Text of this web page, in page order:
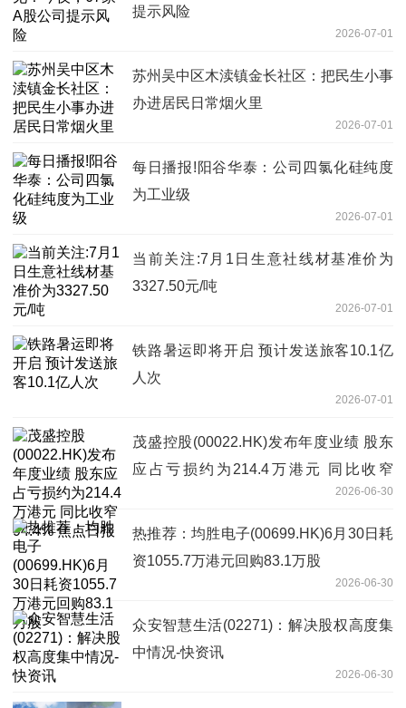
提示风险
2026-07-01
苏州吴中区木渎镇金长社区：把民生小事
办进居民日常烟火里
2026-07-01
每日播报!阳谷华泰：公司四氯化硅纯度
为工业级
2026-07-01
当前关注:7月1日生意社线材基准价为
3327.50元/吨
2026-07-01
铁路暑运即将开启 预计发送旅客10.1亿
人次
2026-07-01
茂盛控股(00022.HK)发布年度业绩 股东
应占亏损约为214.4万港元 同比收窄
2026-06-30
热推荐：均胜电子(00699.HK)6月30日耗
资1055.7万港元回购83.1万股
2026-06-30
众安智慧生活(02271)：解决股权高度集
中情况-快资讯
2026-06-30